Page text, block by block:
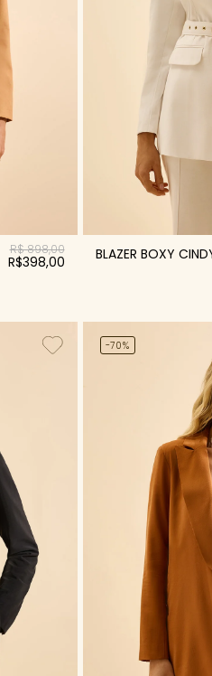
R$ 898,00
R$398,00 BLAZER BOXY
-70%